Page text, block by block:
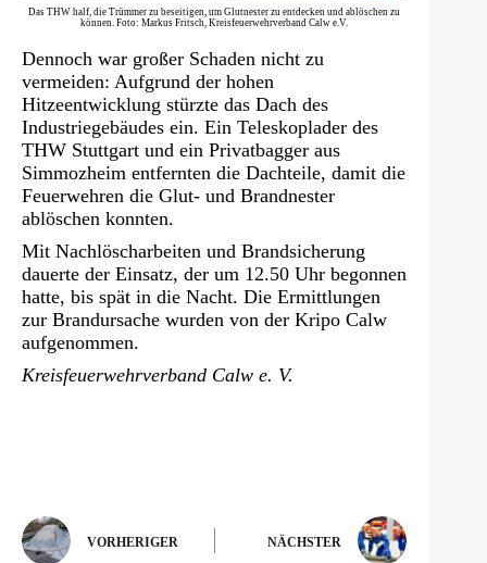
Das THW half, die Trümmer zu beseitigen, um Glutnester zu entdecken und ablöschen zu
können. Foto: Markus Fritsch, Kreisfeuerwehrverband Calw e.V.
Dennoch war großer Schaden nicht zu
vermeiden: Aufgrund der hohen
Hitzeentwicklung stürzte das Dach des
Industriegebäudes ein. Ein Teleskoplader des
THW Stuttgart und ein Privatbagger aus
Simmozheim entfernten die Dachteile, damit die
Feuerwehren die Glut- und Brandnester
ablöschen konnten.
Mit Nachlöscharbeiten und Brandsicherung
dauerte der Einsatz, der um 12.50 Uhr begonnen
hatte, bis spät in die Nacht. Die Ermittlungen
zur Brandursache wurden von der Kripo Calw
aufgenommen.
Kreisfeuerwehrverband Calw e. V.
VORHERIGER NÄCHSTER